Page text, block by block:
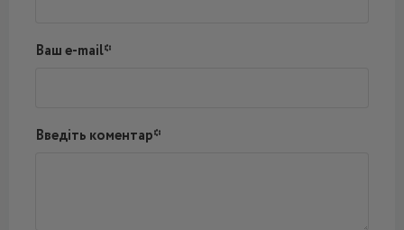
Ваш e-mail*
Введіть коментар*